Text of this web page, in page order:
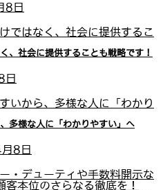
8日
、社会に提供することも戦略です！
日
多様な人に「わかりやすい」へ
8日